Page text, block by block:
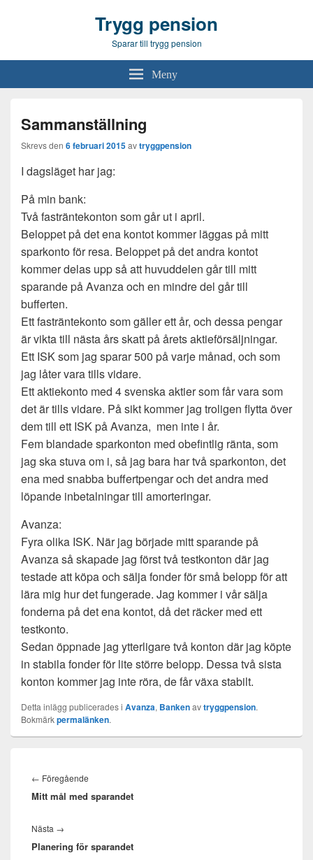
Trygg pension
Sparar till trygg pension
Meny
Sammanställning
Skrevs den 6 februari 2015avtryggpension
I dagsläget har jag:
På min bank:
Två fasträntekonton som går ut i april.
Beloppet på det ena kontot kommer läggas på mitt
sparkonto för resa. Beloppet på det andra kontot
kommer delas upp så att huvuddelen går till mitt
sparande på Avanza och en mindre del går till
bufferten.
Ett fasträntekonto som gäller ett år, och dessa pengar
är vikta till nästa års skatt på årets aktieförsäljningar.
Ett ISK som jag sparar 500 på varje månad, och som
jag låter vara tills vidare.
Ett aktiekonto med 4 svenska aktier som får vara som
det är tills vidare. På sikt kommer jag troligen flytta över
dem till ett ISK på Avanza, men inte i år.
Fem blandade sparkonton med obefintlig ränta, som
jag ska stuva om i, så jag bara har två sparkonton, det
ena med snabba buffertpengar och det andra med
löpande inbetalningar till amorteringar.
Avanza:
Fyra olika ISK. När jag började mitt sparande på
Avanza så skapade jag först två testkonton där jag
testade att köpa och sälja fonder för små belopp för att
lära mig hur det fungerade. Jag kommer i vår sälja
fonderna på det ena kontot, då det räcker med ett
testkonto.
Sedan öppnade jag ytterligare två konton där jag köpte
in stabila fonder för lite större belopp. Dessa två sista
konton kommer jag inte röra, de får växa stabilt.
Detta inlägg publicerades i Avanza, Bankenavtryggpension.
Bokmärkpermalänken.
← Föregående
inlägg:
Mitt mål med sparandet
Nästa →
inlägg:
Planering för sparandet